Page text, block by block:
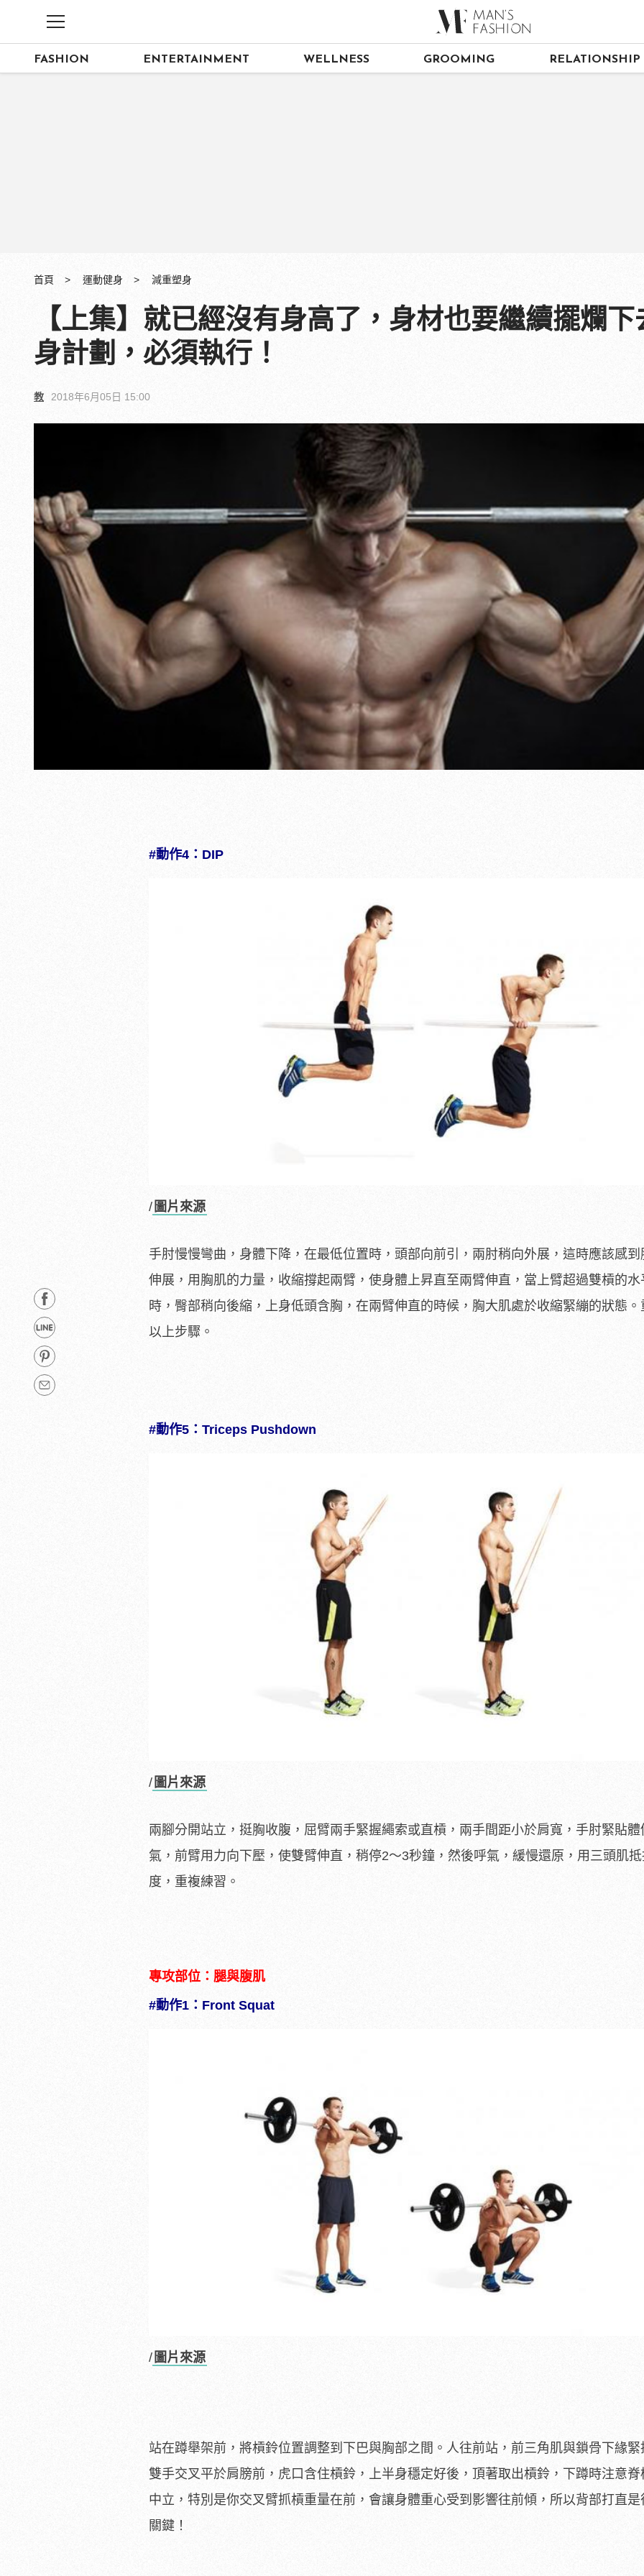
FASHION ENTERTAINMENT WELLNESS GROOMING RELATIONSHIP
首頁 運動健身 減重塑身
【上集】就已經沒有身高了，身材也要繼續擺爛
身計劃，必須執行！
教 2018年6月05日 15:00
#動作4：DIP
/ 圖片來源
手肘慢慢彎曲，身體下降，在最低位置時，頭部向前引，兩肘稍向外展，這時應該感到
伸展，用胸肌的力量，收縮撐起兩臂，使身體上昇直至兩臂伸直，當上臂超過雙槓的水
時，臀部稍向後縮，上身低頭含胸，在兩臂伸直的時候，胸大肌處於收縮緊繃的狀態。
以上步驟。
#動作5：Triceps Pushdown
/ 圖片來源
兩腳分開站立，挺胸收腹，屈臂兩手緊握繩索或直槓，兩手間距小於肩寬，手肘緊貼體
氣，前臂用力向下壓，使雙臂伸直，稍停2～3秒鐘，然後呼氣，緩慢還原，用三頭肌
度，重複練習。
專攻部位：腿與腹肌
#動作1：Front Squat
/ 圖片來源
站在蹲舉架前，將槓鈴位置調整到下巴與胸部之間。人往前站，前三角肌與鎖骨下緣緊
雙手交叉平於肩膀前，虎口含住槓鈴，上半身穩定好後，頂著取出槓鈴，下蹲時注意脊
中立，特別是你交叉臂抓槓重量在前，會讓身體重心受到影響往前傾，所以背部打直是
關鍵！